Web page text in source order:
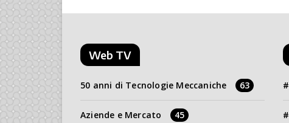
Web TV
50 anni di Tecnologie Meccaniche 63
Aziende e Mercato 45